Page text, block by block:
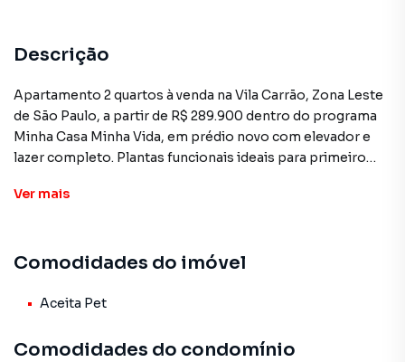
Descrição
Apartamento 2 quartos à venda na Vila Carrão, Zona Leste
de São Paulo, a partir de R$ 289.900 dentro do programa
Minha Casa Minha Vida, em prédio novo com elevador e
lazer completo. Plantas funcionais ideais para primeiro
ampla, cozinha, banheiro e quartos aproveitados ao
– Apto 4: 41,12 m² por R$ 349.999 (mobiliado completo)
Ver mais
Comodidades do imóvel
Aceita Pet
Comodidades do condomínio